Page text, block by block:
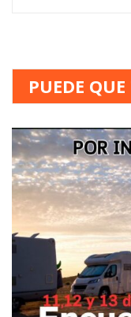
PUEDE